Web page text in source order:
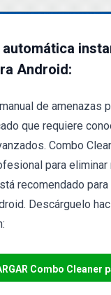
Android:
de amenazas
que requiere
Combo
para
recomendado
Descárguelo
Combo Cleaner